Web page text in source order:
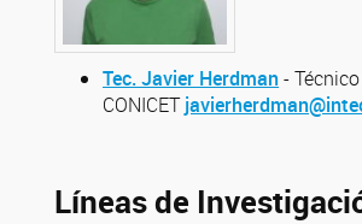
Tec. Javier Herdman-
CONICET
Líneas de